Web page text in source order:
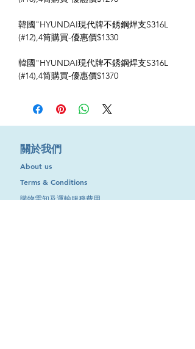
韓國"HYUNDAI現代牌不銹鋼焊支S316L
(#12),4筒購買-優惠價$1330
韓國"HYUNDAI現代牌不銹鋼焊支S316L
(#14),4筒購買-優惠價$1370
​關於我們
About us
Terms & Conditions
購物需知及運輸服務費用